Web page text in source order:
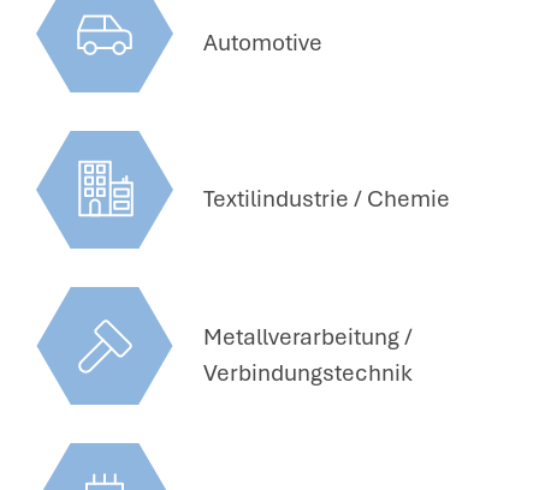
Automotive
Textilindustrie / Chemie
Metallverarbeitung /
Verbindungstechnik